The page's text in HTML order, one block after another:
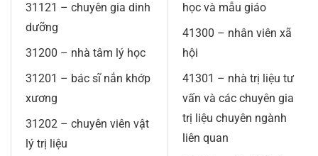
31121 – chuyên gia dinh
dưỡng
31200 – nhà tâm lý học
31201 – bác sĩ nắn khớp
xương
31202 – chuyên viên vật
lý trị liệu
học và mẫu giáo
41300 – nhân viên xã
hội
41301 – nhà trị liệu tư
vấn và các chuyên gia
trị liệu chuyên ngành
liên quan